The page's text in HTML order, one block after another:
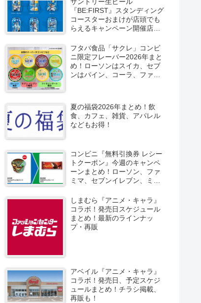
『BE:FIRST』スタンディング
コースターおまけが店頭でも
らえるキャンペーン開催店は
定で6種類！見分け方！セブ
ン、ファミマ、ローソン、デ
イリーヤマザキ、ミニストッ
プなどで！クーラーバッグ
フタバ食品「サクレ」コンビ
ニ限定フレーバー2026年まと
め！ローソンはスイカ、セブ
ンはパイン、コーラ、ファミ
夏の福袋2026年まとめ！飲
食、カフェ、雑貨、アパレル
などもお得！
コンビニ『無料引換券 レシー
トクーポン』今週のキャンペ
ーンまとめ！ローソン、ファ
ミマ、セブンイレブン、ミニ
しまむら『アニメ・キャラ』
コラボ！発売日スケジュール
まとめ！最新のラインナッ
プ・再販
アベイル『アニメ・キャラ』
コラボ！発売日、予定スケジ
ュールまとめ！チラシ掲載、
再販も！